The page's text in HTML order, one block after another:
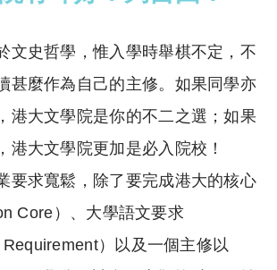
文史哲學，惟入學時舉棋不定，不
甚麼作為自己的主修。如果同學亦
港大文學院是你的不二之選；如果
港大文學院更加是必入院校！
要求寬鬆，除了要完成港大的核心
Core）、大學語文要求
Requirement）以及一個主修以